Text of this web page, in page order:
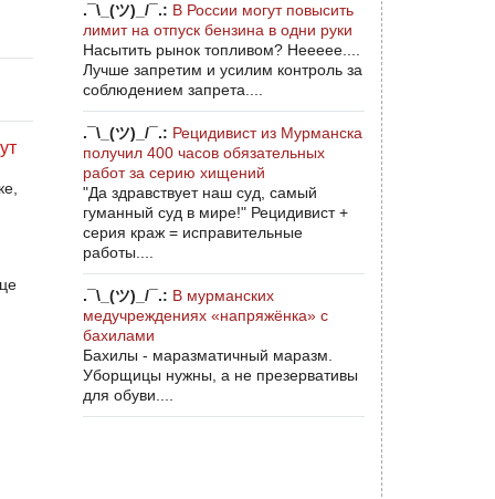
.¯\_(ツ)_/¯.: В России могут повысить
лимит на отпуск бензина в одни руки
Насытить рынок топливом? Неееее....
Лучше запретим и усилим контроль за
соблюдением запрета....
.¯\_(ツ)_/¯.: Рецидивист из Мурманска
получил 400 часов обязательных
работ за серию хищений
"Да здравствует наш суд, самый
гуманный суд в мире!" Рецидивист +
серия краж = исправительные
работы....
.¯\_(ツ)_/¯.: В мурманских
медучреждениях «напряжёнка» с
бахилами
Бахилы - маразматичный маразм.
Уборщицы нужны, а не презервативы
для обуви....